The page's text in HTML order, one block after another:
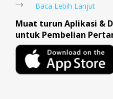
Baca Lebih Lanjut
Muat turun Aplikasi &
untuk Pembelian